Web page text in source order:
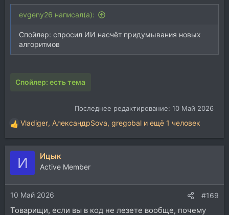
evgeny26 написал(а):
Спойлер: спросил ИИ насчёт придумывания новых
алгоритмов
Спойлер: есть тема
Последнее редактирование: 10 Май 2026
Р
е
а
и
и
:
Vladiger, АлександрSova, gregobal и ещё 1 человек
И Ицык
Active Member
10 Май 2026 #169
Товарищи, если вы в код не лезете вообще, почему